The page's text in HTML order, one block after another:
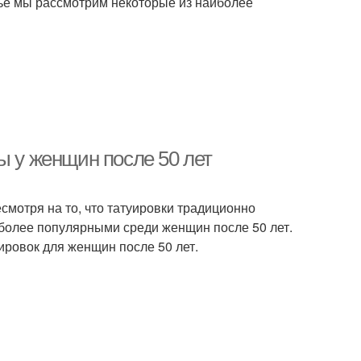
у женщин после 50 лет
на то, что татуировки традиционно
популярными среди женщин после 50 лет.
для женщин после 50 лет.